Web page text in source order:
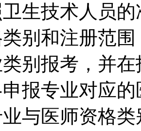
生技术人员
别和注册范
类别报考，并
报专业对应
业与医师资格